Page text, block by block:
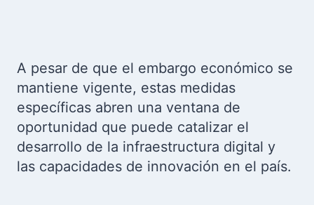
A pesar de que el embargo económico se
mantiene vigente, estas medidas
específicas abren una ventana de
oportunidad que puede catalizar el
desarrollo de la infraestructura digital y
las capacidades de innovación en el país.